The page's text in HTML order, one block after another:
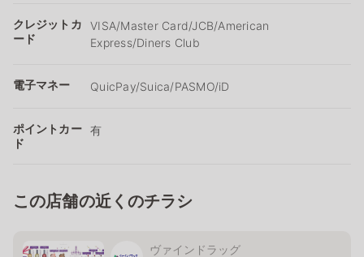
クレジットカ
ード
VISA/Master Card/JCB/American
Express/Diners Club
電子マネー QuicPay/Suica/PASMO/iD
ポイントカー
ド
有
この店舗の近くのチラシ
ヴァインドラッグ